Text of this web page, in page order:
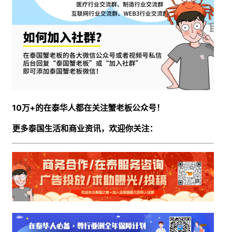
10万+的在泰华人都在关注蟹老板公众号！
更多泰国生活和商业资讯，欢迎你关注：